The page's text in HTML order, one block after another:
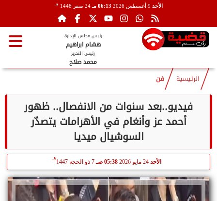
الأحد 06:13 مـ 24 صفر 1448 هـ
رئيس مجلس الإدارة
هشام ابراهيم
رئيس التحرير
محمد صلاح
الرئيسية فن
فيديو..بعد سنوات من الانفصال.. ظهور
أحمد عز وأنغام في الأهرامات يتصدّر
السوشيال ميديا
الأحد 24 مايو 2026 05:38 صـ 7 ذو الحجة 1447
هـ